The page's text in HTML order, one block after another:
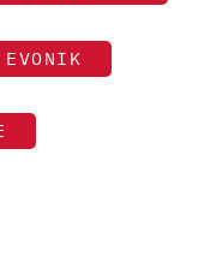
EVONIK